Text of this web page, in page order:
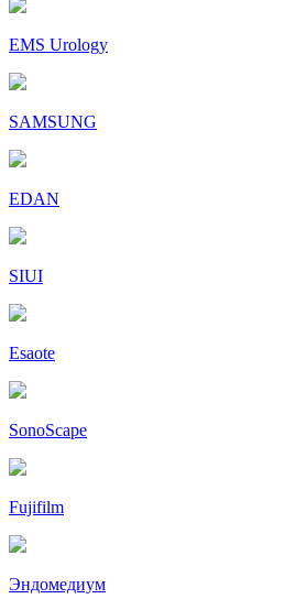
EMS Urology
SAMSUNG
EDAN
SIUI
Esaote
SonoScape
Fujifilm
Эндомедиум